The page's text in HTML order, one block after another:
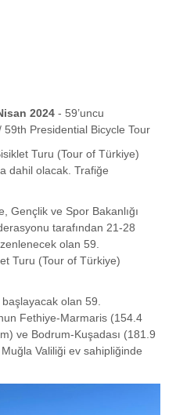
2024 - 59’uncu
59th Presidential Bicycle Tour
Turu (Tour of Türkiye)
dahil olacak. Trafiğe
Gençlik ve Spor Bakanlığı
tarafından 21-28
olan 59.
Turu (Tour of Türkiye)
olan 59.
Fethiye-Marmaris (154.4
ve Bodrum-Kuşadası (181.9
Valiliği ev sahipliğinde